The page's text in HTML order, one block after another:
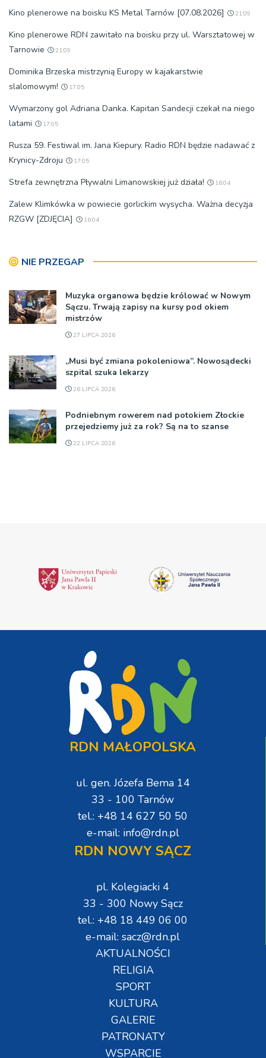
Kino plenerowe na boisku KS Metal Tarnów [07.08.2026] 21:09
Kino plenerowe RDN zawitało na boisku przy ul. Warsztatowej w
Tarnowie
21:09
Dominika Brzeska mistrzynią Europy w kajakarstwie
slalomowym!
17:05
Wymarzony gol Adriana Danka. Kapitan Sandecji czekał na niego
latami
17:05
Rusza 59. Festiwal im. Jana Kiepury. Radio RDN będzie nadawać z
Krynicy-Zdroju
17:05
Strefa zewnętrzna Pływalni Limanowskiej już działa! 16:04
Zalew Klimkówka w powiecie gorlickim wysycha. Ważna decyzja
RZGW [ZDJĘCIA]
16:04
NIE PRZEGAP
Muzyka organowa będzie królować w Nowym
Sączu. Trwają zapisy na kursy pod okiem
mistrzów
27 LIPCA 2026
„Musi być zmiana pokoleniowa”. Nowosądecki
szpital szuka lekarzy
26 LIPCA 2026
Podniebnym rowerem nad potokiem Złockie
przejedziemy już za rok? Są na to szanse
22 LIPCA 2026
RDN MAŁOPOLSKA
ul. gen. Józefa Bema 14
33 - 100 Tarnów
tel.: +48 14 627 50 50
e-mail: info@rdn.pl
RDN NOWY SĄCZ
pl. Kolegiacki 4
33 - 300 Nowy Sącz
tel.: +48 18 449 06 00
e-mail: sacz@rdn.pl
AKTUALNOŚCI
RELIGIA
SPORT
KULTURA
GALERIE
PATRONATY
WSPARCIE